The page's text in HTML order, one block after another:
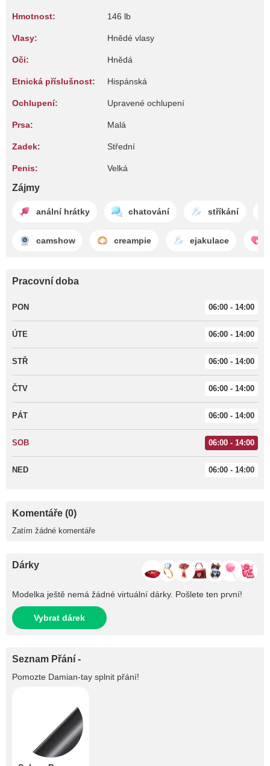
Hmotnost: 146 lb
Vlasy: Hnědé vlasy
Oči: Hnědá
Etnická příslušnost: Hispánská
Ochlupení: Upravené ochlupení
Prsa: Malá
Zadek: Střední
Penis: Velká
Zájmy
anální hrátky chatování stříkání
camshow creampie ejakulace
Pracovní doba
PON 06:00 - 14:00
ÚTE 06:00 - 14:00
STŘ 06:00 - 14:00
ČTV 06:00 - 14:00
PÁT 06:00 - 14:00
SOB 06:00 - 14:00
NED 06:00 - 14:00
Komentáře (0)
Zatím žádné komentáře
Dárky
Modelka ještě nemá žádné virtuální dárky. Pošlete ten první!
Vybrat dárek
Seznam Přání -
Pomozte Damian-tay splnit přání!